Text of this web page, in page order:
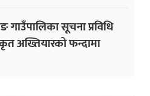
गाउँपालिका सूचना प्रविधि
अख्तियारको फन्दामा